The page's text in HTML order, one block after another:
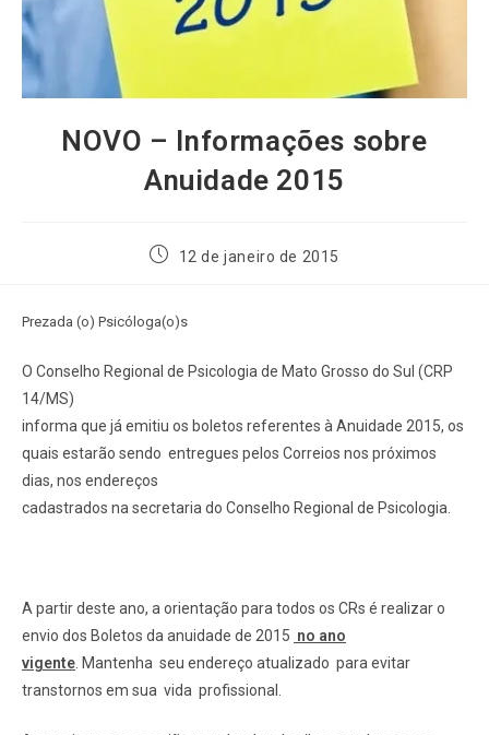
NOVO – Informações sobre
Anuidade 2015
12 de janeiro de 2015
Prezada (o) Psicóloga(o)s
O Conselho Regional de Psicologia de Mato Grosso do Sul (CRP
14/MS)
informa que já emitiu os boletos referentes à Anuidade 2015, os
quais estarão sendo entregues pelos Correios nos próximos
dias, nos endereços
cadastrados na secretaria do Conselho Regional de Psicologia.
A partir deste ano, a orientação para todos os CRs é realizar o
envio dos Boletos da anuidade de 2015 no ano
vigente. Mantenha seu endereço atualizado para evitar
transtornos em sua vida profissional.